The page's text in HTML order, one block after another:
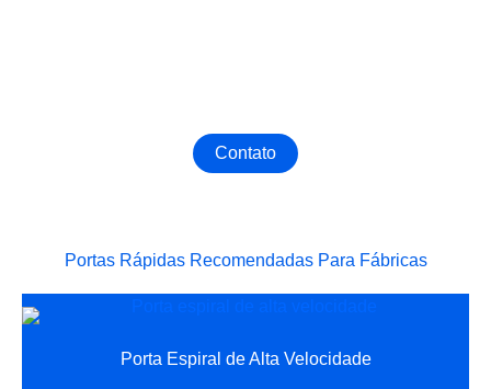
Contato
Portas Rápidas Recomendadas Para Fábricas
Porta Espiral de Alta Velocidade